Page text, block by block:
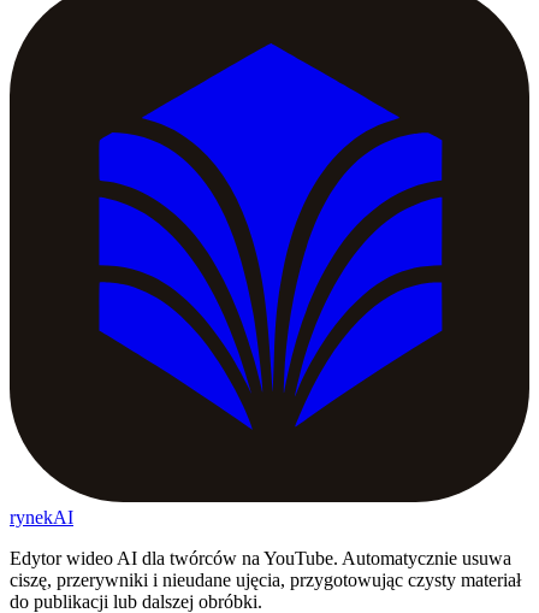
rynekAI
Edytor wideo AI dla twórców na YouTube. Automatycznie usuwa
ciszę, przerywniki i nieudane ujęcia, przygotowując czysty materiał
do publikacji lub dalszej obróbki.